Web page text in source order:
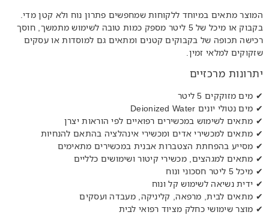
המוצר מתאים במיוחד ללקוחות שמחפשים פתרון נוח ולא קטן מדי.
בקבוק או מיכל של 5 ליטר מספק כמות טובה לשימוש מתמשך, חוסך
רכישה תכופה של בקבוקים קטנים ומתאים גם למוסדות או עסקים
שזקוקים למלאי זמין.
יתרונות מרכזיים
✔ מים מזוקקים 5 ליטר
✔ מים נטולי יונים Deionized Water
✔ מתאים לשימוש במכשירים רפואיים לפי הוראות יצרן
✔ מתאים למכשירי אדים ומכשירי אינהלציה בהתאם להנחיות
✔ מסייע בהפחתת הצטברות אבנית במכשירים מתאימים
✔ מתאים למגהצים, מכשירי קיטור ושימושים כלליים
✔ מיכל 5 ליטר חסכוני ונוח
✔ ידית נשיאה לשימוש קל ונוח
✔ מתאים לבית, מרפאה, קליניקה, מעבדה ועסקים
✔ מוצר שימושי כחלק מציוד רפואי לבית